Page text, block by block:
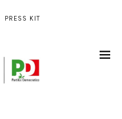
PRESS KIT